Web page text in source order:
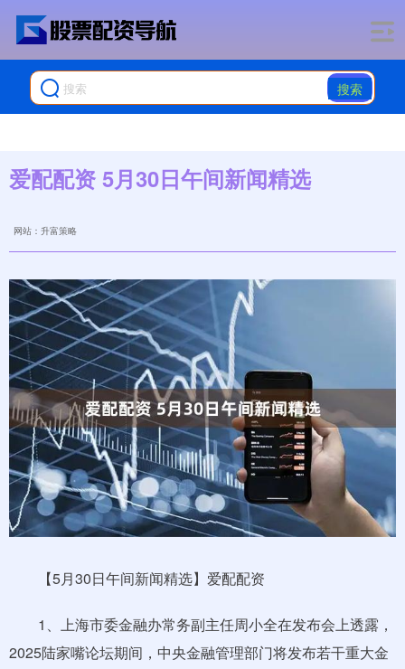
搜索
爱配配资 5月30日午间新闻精选
网站：升富策略
【5月30日午间新闻精选】爱配配资
1、上海市委金融办常务副主任周小全在发布会上透露，
2025陆家嘴论坛期间，中央金融管理部门将发布若干重大金